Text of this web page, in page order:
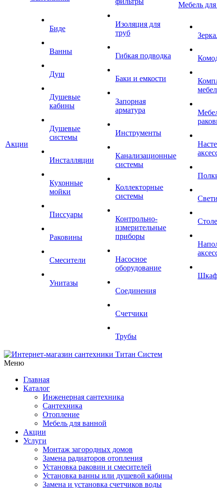
Акции
Биде
Ванны
Душ
Душевые
кабины
Душевые
системы
Инсталляции
Кухонные
мойки
Писсуары
Раковины
Смесители
Унитазы
Изоляция для
труб
Гибкая подводка
Баки и емкости
Запорная
арматура
Инструменты
Канализационные
системы
Коллекторные
системы
Контрольно-
измерительные
приборы
Насосное
оборудование
Соединения
Счетчики
Трубы
Мебель
Меню
Главная
Каталог
Инженерная сантехника
Сантехника
Отопление
Мебель для ванной
Акции
Услуги
Монтаж загородных домов
Замена радиаторов отопления
Установка раковин и смесителей
Установка ванны или душевой кабины
Замена и установка счетчиков воды